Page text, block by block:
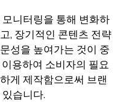
니터링을 통해 변화하
, 장기적인 콘텐츠 전략
성을 높여가는 것이 중
용하여 소비자의 필요
게 제작함으로써 브랜
습니다.